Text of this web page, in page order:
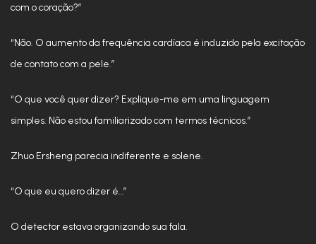
com o coração?”
“Não. O aumento da frequência cardíaca é induzido pela excitação
de contato com a pele.”
“O que você quer dizer? Explique-me em uma linguagem
simples. Não estou familiarizado com termos técnicos.”
Zhuo Ersheng parecia indiferente e solene.
“O que eu quero dizer é…”
O detector estava organizando sua fala.